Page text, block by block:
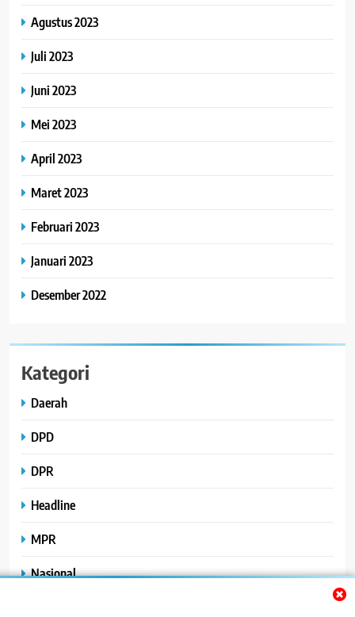
Agustus 2023
Juli 2023
Juni 2023
Mei 2023
April 2023
Maret 2023
Februari 2023
Januari 2023
Desember 2022
Kategori
Daerah
DPD
DPR
Headline
MPR
Nasional